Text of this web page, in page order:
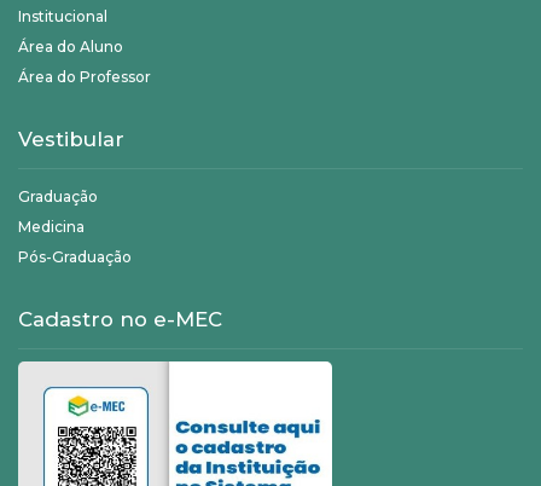
Institucional
Área do Aluno
Área do Professor
Vestibular
Graduação
Medicina
Pós-Graduação
Cadastro no e-MEC